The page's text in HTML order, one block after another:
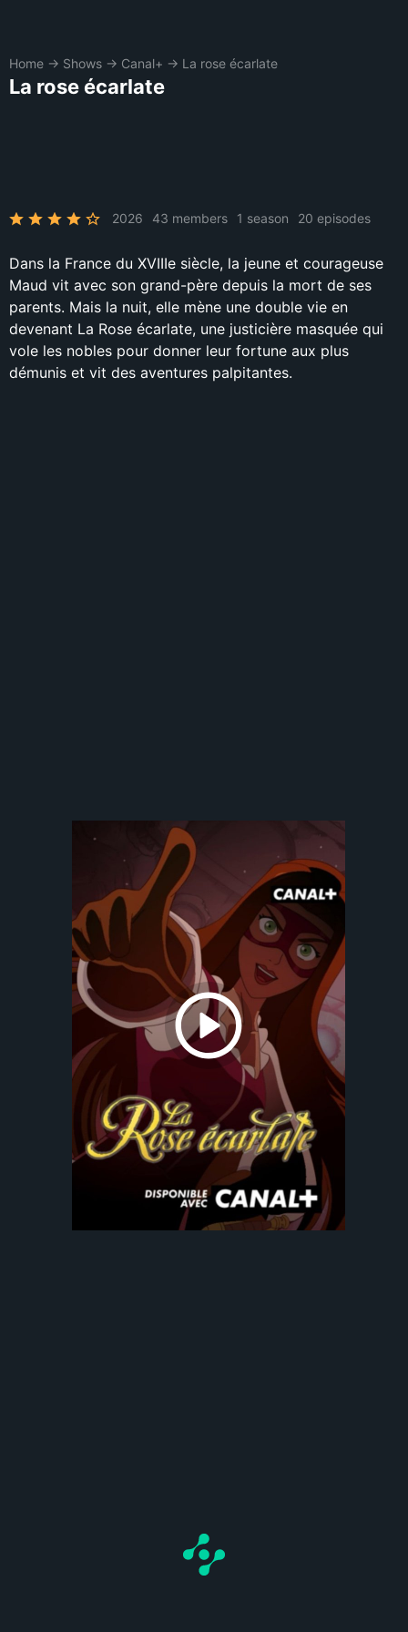
Home → Shows → Canal+ → La rose écarlate
La rose écarlate
2026 43 members 1 season 20 episodes
Dans la France du XVIIIe siècle, la jeune et courageuse
Maud vit avec son grand-père depuis la mort de ses
parents. Mais la nuit, elle mène une double vie en
devenant La Rose écarlate, une justicière masquée qui
vole les nobles pour donner leur fortune aux plus
démunis et vit des aventures palpitantes.